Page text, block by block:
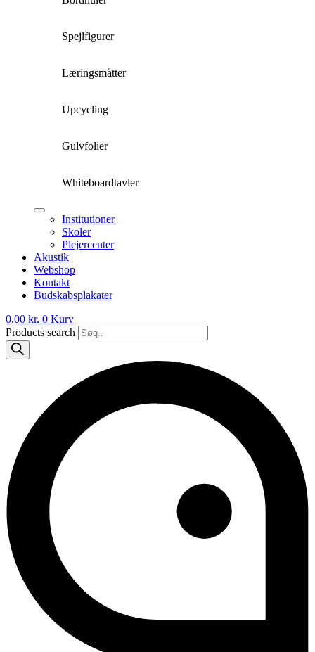
Spejlfigurer
Læringsmåtter
Upcycling
Gulvfolier
Whiteboardtavler
Institutioner
Skoler
Plejercenter
Akustik
Webshop
Kontakt
Budskabsplakater
0,00 kr. 0 Kurv
Products search